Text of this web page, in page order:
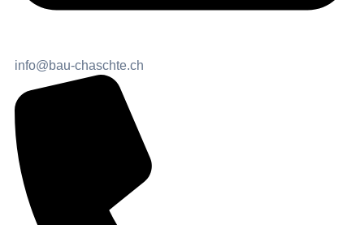
info@bau-chaschte.ch